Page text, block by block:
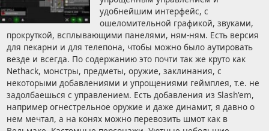
удобнейшим интерфейс, с
ошеломительной графикой, звуками,
прокруткой, всплывающими панелями, ням-ням. Есть версия
для пекарни и для телепона, чтобы можно было аутировать
везде и всегда. По содержанию это почти так же круто как
Nethack, монстры, предметы, оружие, заклинания, с
некоторыми добавлениями и упрощениями геймплея, т.е. не
задолбаешься с управлением. Есть добавления из Slash'em,
например огнестрельное оружие и даже динамит, я давно о
нем мечтал, а на конях можно перевозить шмот как в